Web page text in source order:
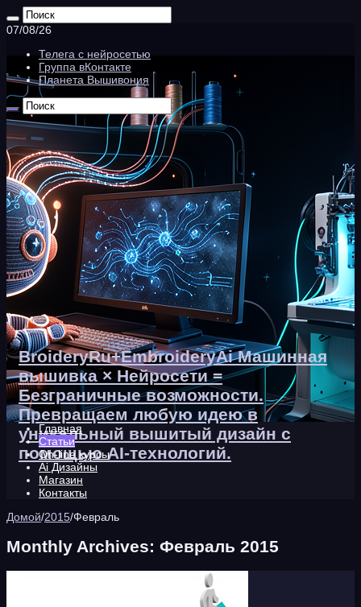
07/08/26
Телега с нейросетью
Группа вКонтакте
Планета Вышивония
BroideryRu+EmbroideryAi Машинная
вышивка × Нейросети =
Безграничные возможности.
Превращаем любую идею в
уникальный вышитый дизайн с
помощью AI-технологий.
Главная
Статьи
On-line курсы
Ai Дизайны
Магазин
Контакты
Домой/2015/Февраль
Monthly Archives: Февраль 2015